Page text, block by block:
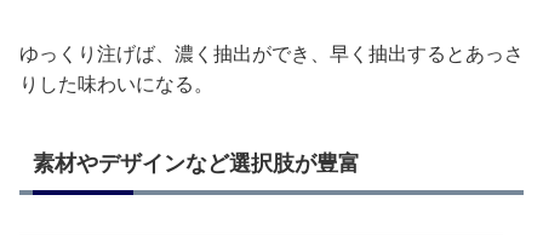
ゆっくり注げば、濃く抽出ができ、早く抽出するとあっさ
りした味わいになる。
素材やデザインなど選択肢が豊富